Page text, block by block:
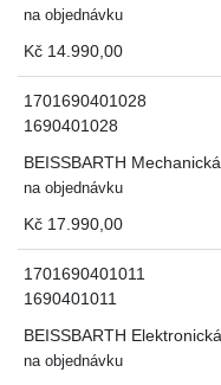
na objednávku
Kč 14.990,00
1701690401028
1690401028
BEISSBARTH
na objednávku
Kč 17.990,00
1701690401011
1690401011
BEISSBARTH
na objednávku